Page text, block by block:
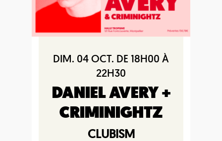
DIM. 04 OCT. DE 18H00 À
22H30
DANIEL AVERY +
CRIMINIGHTZ
CLUBISM